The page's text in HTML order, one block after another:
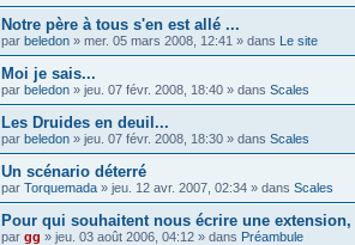
Notre père à tous s'en est allé ...
par beledon » mer. 05 mars 2008, 12:41 » dans Le site
Moi je sais...
par beledon » jeu. 07 févr. 2008, 18:40 » dans Scales
Les Druides en deuil...
par beledon » jeu. 07 févr. 2008, 18:30 » dans Scales
Un scénario déterré
par Torquemada » jeu. 12 avr. 2007, 02:34 » dans Scales
Pour qui souhaitent nous écrire une
par gg » jeu. 03 août 2006, 04:12 » dans Préambule